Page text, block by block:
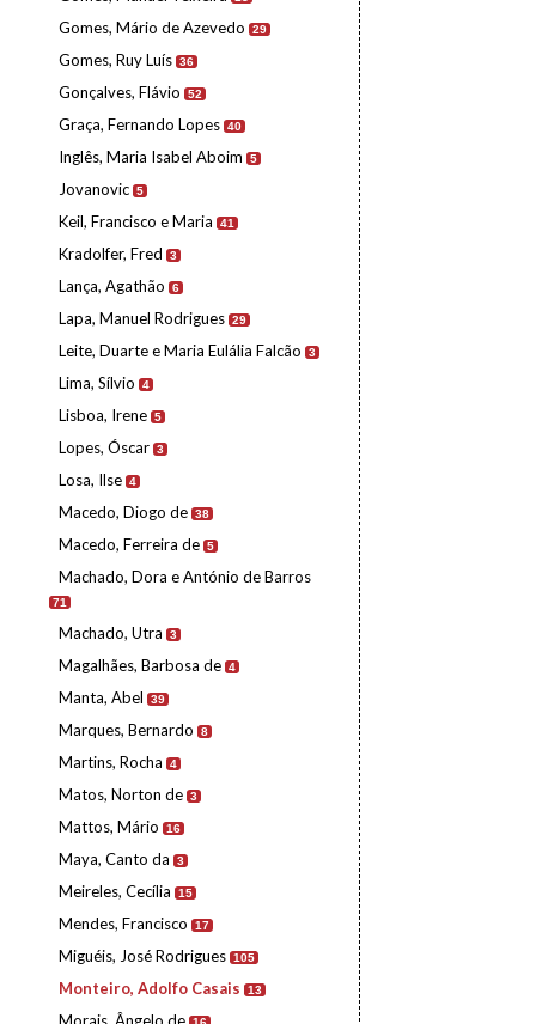
Gomes, Mário de Azevedo 29
Gomes, Ruy Luís 36
Gonçalves, Flávio 52
Graça, Fernando Lopes 40
Inglês, Maria Isabel Aboim 5
Jovanovic 5
Keil, Francisco e Maria 41
Kradolfer, Fred 3
Lança, Agathão 6
Lapa, Manuel Rodrigues 29
Leite, Duarte e Maria Eulália Falcão 3
Lima, Sílvio 4
Lisboa, Irene 5
Lopes, Óscar 3
Losa, Ilse 4
Macedo, Diogo de 38
Macedo, Ferreira de 5
Machado, Dora e António de Barros
71
Machado, Utra 3
Magalhães, Barbosa de 4
Manta, Abel 39
Marques, Bernardo 8
Martins, Rocha 4
Matos, Norton de 3
Mattos, Mário 16
Maya, Canto da 3
Meireles, Cecília 15
Mendes, Francisco 17
Miguéis, José Rodrigues 105
Monteiro, Adolfo Casais 13